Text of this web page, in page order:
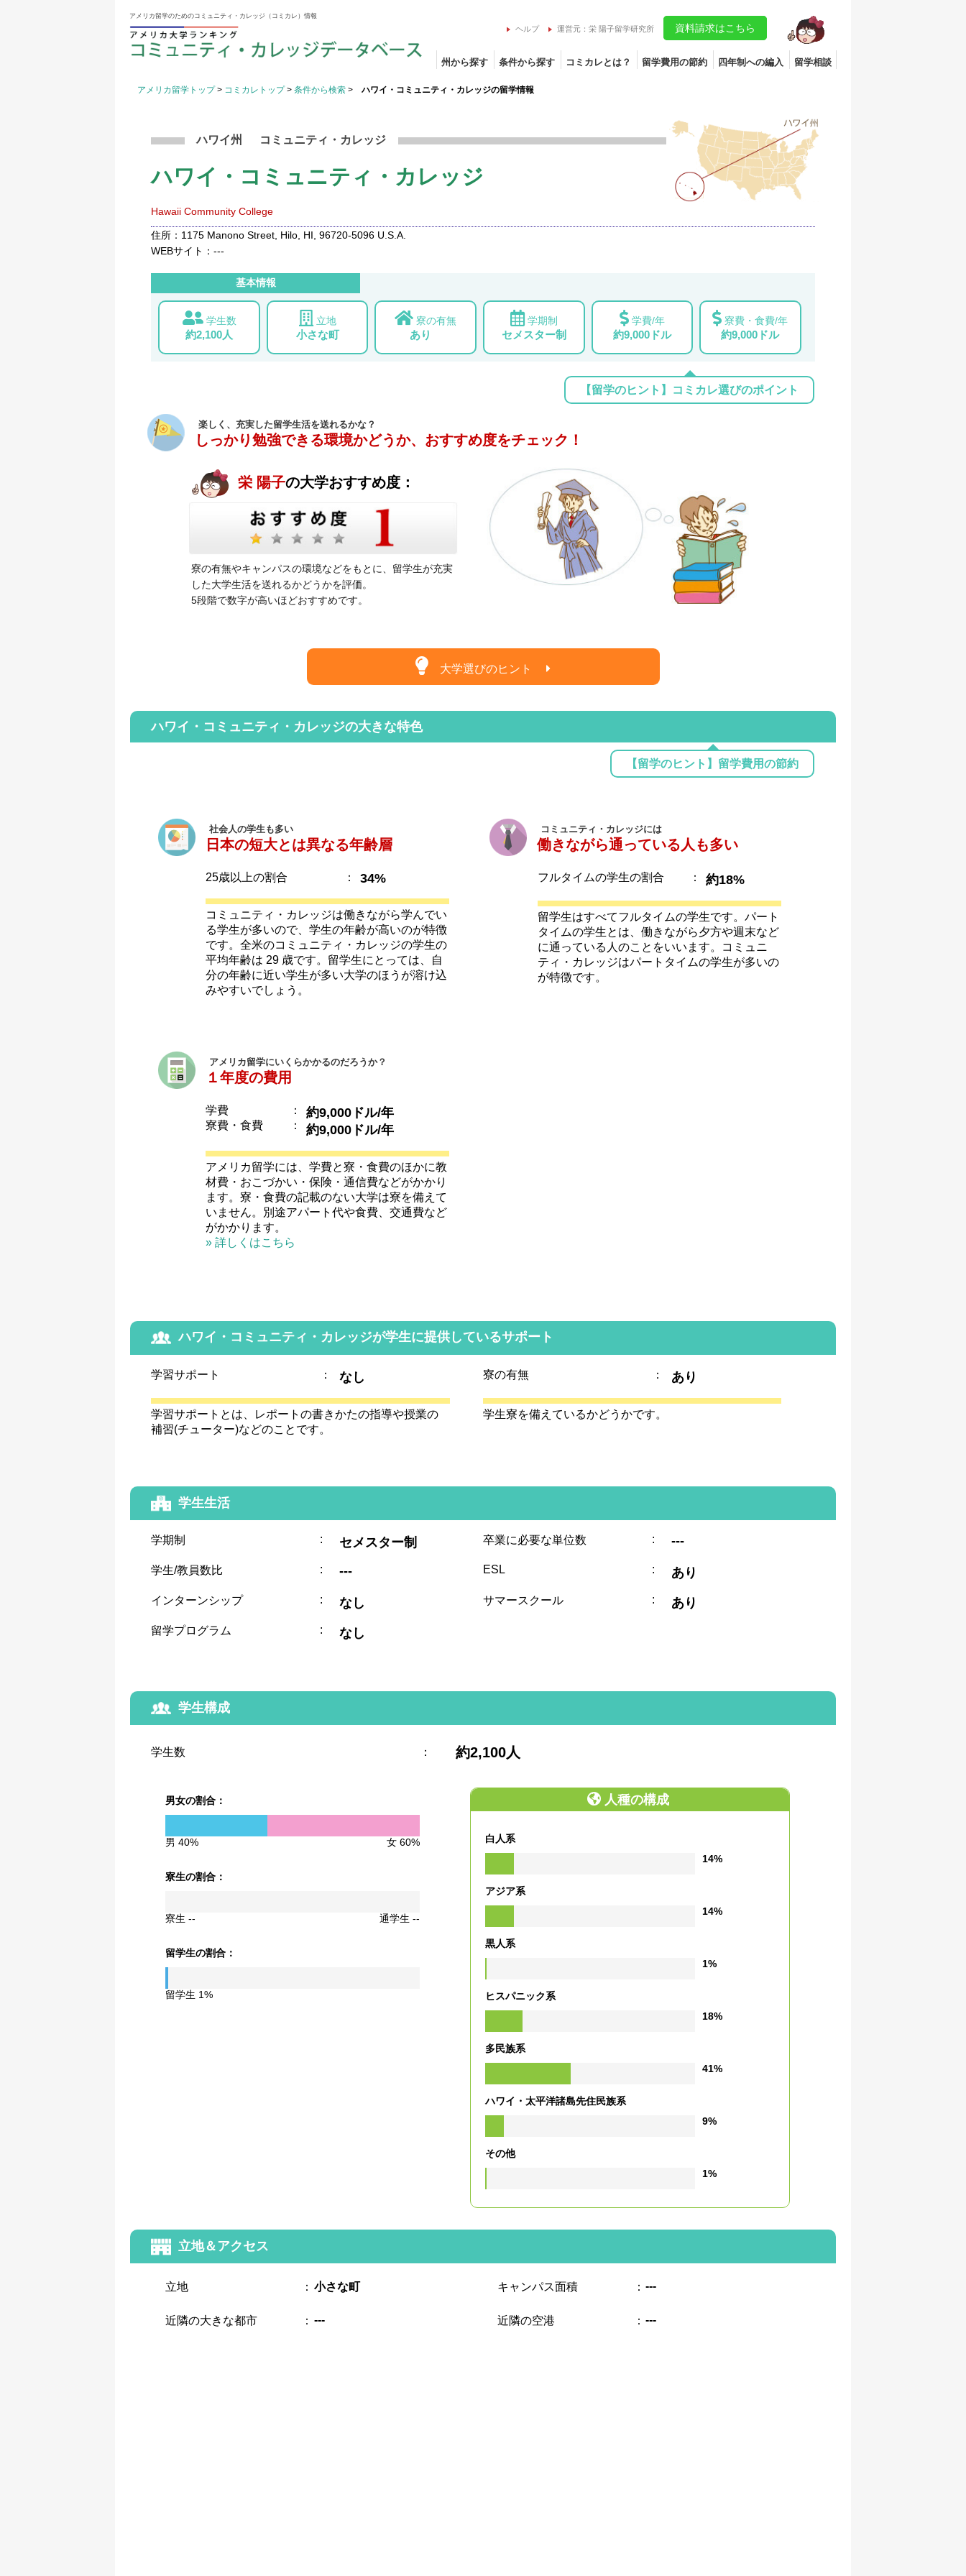
アメリカ留学のためのコミュニティ・カレッジ（コミカレ）情報
ヘルプ 運営元：栄 陽子留学研究所 資料請求はこちら
州から探す 条件から探す コミカレとは？ 留学費用の節約 四年制への編入 留学相談
アメリカ留学トップ > コミカレトップ > 条件から検索 >ハワイ・コミュニティ・カレッジの留学情報
ハワイ州 コミュニティ・カレッジ
ハワイ・コミュニティ・カレッジ
Hawaii Community College
住所：1175 Manono Street, Hilo, HI, 96720-5096 U.S.A.
WEBサイト：---
基本情報
学生数
約2,100人
立地
小さな町
寮の有無
あり
学期制
セメスター制
学費/年
約9,000ドル
寮費・食費/年
約9,000ドル
【留学のヒント】コミカレ選びのポイント
楽しく、充実した留学生活を送れるかな？
しっかり勉強できる環境かどうか、おすすめ度をチェック！
栄 陽子の大学おすすめ度：
寮の有無やキャンパスの環境などをもとに、留学生が充実
した大学生活を送れるかどうかを評価。
5段階で数字が高いほどおすすめです。
大学選びのヒント
ハワイ・コミュニティ・カレッジの大きな特色
【留学のヒント】留学費用の節約
社会人の学生も多い
日本の短大とは異なる年齢層
25歳以上の割合 ： 34%
コミュニティ・カレッジは働きながら学んでい
る学生が多いので、学生の年齢が高いのが特徴
です。全米のコミュニティ・カレッジの学生の
平均年齢は 29 歳です。留学生にとっては、自
分の年齢に近い学生が多い大学のほうが溶け込
みやすいでしょう。
コミュニティ・カレッジには
働きながら通っている人も多い
フルタイムの学生の割合 ： 約18%
留学生はすべてフルタイムの学生です。パート
タイムの学生とは、働きながら夕方や週末など
に通っている人のことをいいます。コミュニ
ティ・カレッジはパートタイムの学生が多いの
が特徴です。
アメリカ留学にいくらかかるのだろうか？
１年度の費用
学費
寮費・食費
：
：
約9,000ドル/年
約9,000ドル/年
アメリカ留学には、学費と寮・食費のほかに教
材費・おこづかい・保険・通信費などがかかり
ます。寮・食費の記載のない大学は寮を備えて
いません。別途アパート代や食費、交通費など
がかかります。
» 詳しくはこちら
ハワイ・コミュニティ・カレッジが学生に提供しているサポート
学習サポート ： なし
学習サポートとは、レポートの書きかたの指導や授業の
補習(チューター)などのことです。
寮の有無 ： あり
学生寮を備えているかどうかです。
学生生活
学期制 : セメスター制 卒業に必要な単位数 : ---
学生/教員数比 : --- ESL : あり
インターンシップ : なし サマースクール : あり
留学プログラム : なし
学生構成
学生数 ： 約2,100人
男女の割合：
男 40% 女 60%
寮生の割合：
寮生 -- 通学生 --
留学生の割合：
留学生 1%
人種の構成
白人系
14%
アジア系
14%
黒人系
1%
ヒスパニック系
18%
多民族系
41%
ハワイ・太平洋諸島先住民族系
9%
その他
1%
立地＆アクセス
立地 ： 小さな町 キャンパス面積 ： ---
近隣の大きな都市 ： --- 近隣の空港 ： ---